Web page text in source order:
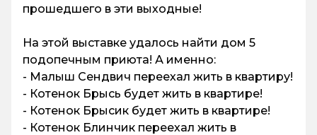
прошедшего в эти выходные!
На этой выставке удалось найти дом 5
подопечным приюта! А именно:
- Малыш Сендвич переехал жить в квартиру!
- Котенок Брысь будет жить в квартире!
- Котенок Брысик будет жить в квартире!
- Котенок Блинчик переехал жить в